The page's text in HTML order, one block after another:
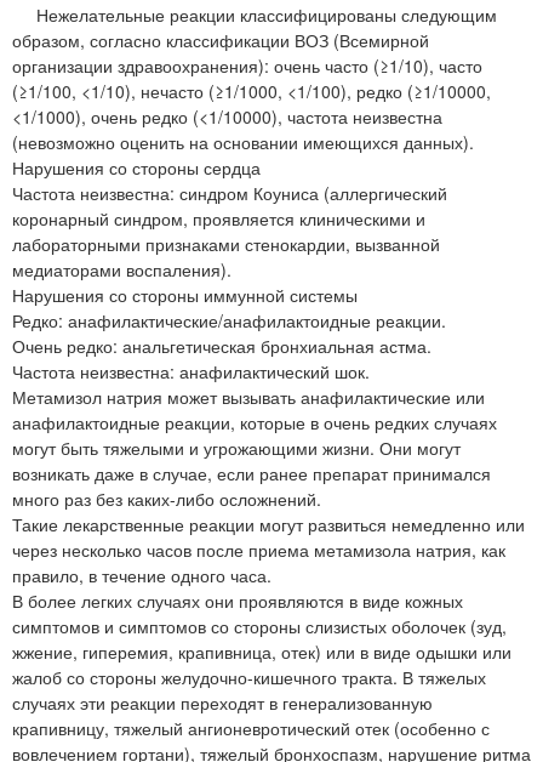
Нежелательные реакции классифицированы следующим
образом, согласно классификации ВОЗ (Всемирной
организации здравоохранения): очень часто (≥1/10), часто
(≥1/100, <1/10), нечасто (≥1/1000, <1/100), редко (≥1/10000,
<1/1000), очень редко (<1/10000), частота неизвестна
(невозможно оценить на основании имеющихся данных).
Нарушения со стороны сердца
Частота неизвестна: синдром Коуниса (аллергический
коронарный синдром, проявляется клиническими и
лабораторными признаками стенокардии, вызванной
медиаторами воспаления).
Нарушения со стороны иммунной системы
Редко: анафилактические/анафилактоидные реакции.
Очень редко: анальгетическая бронхиальная астма.
Частота неизвестна: анафилактический шок.
Метамизол натрия может вызывать анафилактические или
анафилактоидные реакции, которые в очень редких случаях
могут быть тяжелыми и угрожающими жизни. Они могут
возникать даже в случае, если ранее препарат принимался
много раз без каких-либо осложнений.
Такие лекарственные реакции могут развиться немедленно или
через несколько часов после приема метамизола натрия, как
правило, в течение одного часа.
В более легких случаях они проявляются в виде кожных
симптомов и симптомов со стороны слизистых оболочек (зуд,
жжение, гиперемия, крапивница, отек) или в виде одышки или
жалоб со стороны желудочно-кишечного тракта. В тяжелых
случаях эти реакции переходят в генерализованную
крапивницу, тяжелый ангионевротический отек (особенно с
вовлечением гортани), тяжелый бронхоспазм, нарушение ритма